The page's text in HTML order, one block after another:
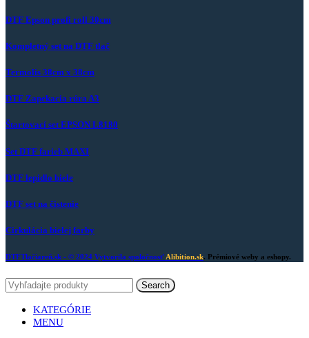
DTF Epson profi roll 30cm
Kompletný set na DTF tlač
Termolis 38cm x 38cm
DTF Zapekacia rúra A3
Štartovací set EPSON L8180
Set DTF farieb MAXI
DTF lepidlo biele
DTF set na čistenie
Cirkulácia bielej farby
DTFTlačiareň.sk - © 2024 Vytvorila spoločnosť Alibition.sk. Prémiové weby a eshopy.
Search
KATEGÓRIE
MENU